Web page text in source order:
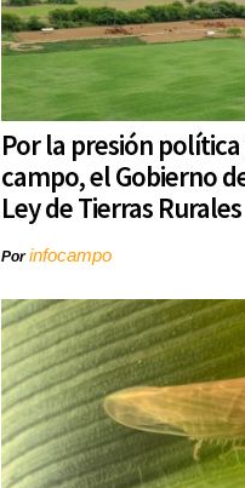
Por la presión
campo, el Gobierno
Ley de Tierras Rurales
Porinfocampo